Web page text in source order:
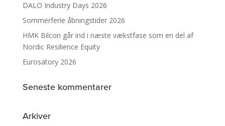
DALO Industry Days 2026
Sommerferie åbningstider 2026
HMK Bilcon går ind i næste vækstfase som en del af
Nordic Resilience Equity
Eurosatory 2026
Seneste kommentarer
Arkiver